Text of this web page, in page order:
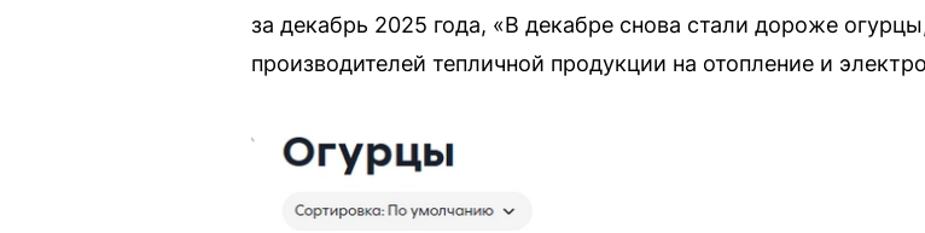
за декабрь 2025 года, «В декабре снова стали дороже
производителей тепличной продукции на отопление и